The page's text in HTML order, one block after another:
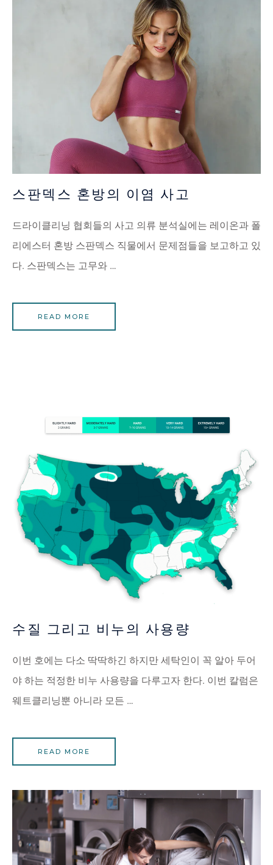
스판덱스 혼방의 이염 사고
드라이클리닝 협회들의 사고 의류 분석실에는 레이온과 폴
리에스터 혼방 스판덱스 직물에서 문제점들을 보고하고 있
다. 스판덱스는 고무와 …
READ MORE
수질 그리고 비누의 사용량
이번 호에는 다소 딱딱하긴 하지만 세탁인이 꼭 알아 두어
야 하는 적정한 비누 사용량을 다루고자 한다. 이번 칼럼은
웨트클리닝뿐 아니라 모든 …
READ MORE